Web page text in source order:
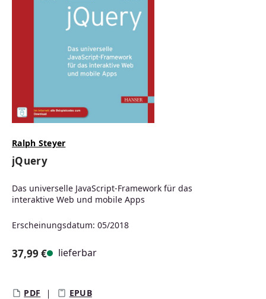
Ralph Steyer
jQuery
Das universelle JavaScript-Framework für das
interaktive Web und mobile Apps
Erscheinungsdatum: 05/2018
37,99 € lieferbar
PDF EPUB